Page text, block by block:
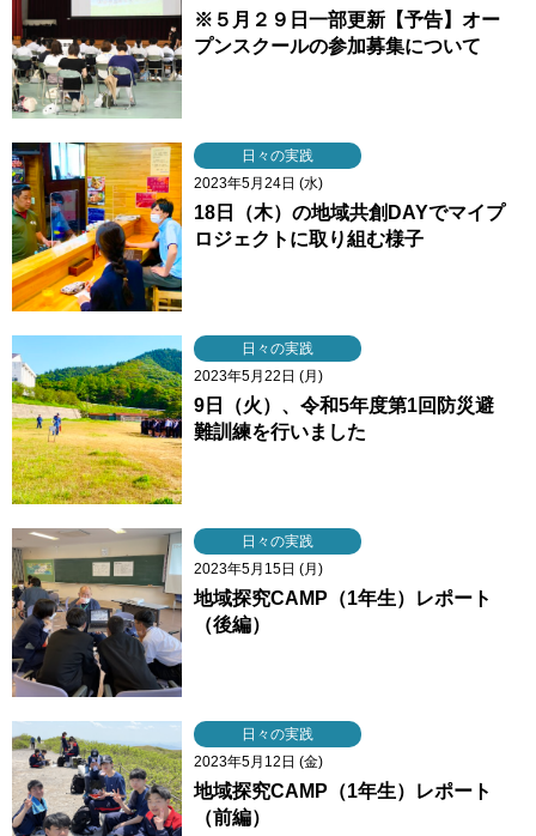
※５月２９日一部更新【予告】オー
プンスクールの参加募集について
日々の実践
2023年5月24日 (水)
18日（木）の地域共創DAYでマイプ
ロジェクトに取り組む様子
日々の実践
2023年5月22日 (月)
9日（火）、令和5年度第1回防災避
難訓練を行いました
日々の実践
2023年5月15日 (月)
地域探究CAMP（1年生）レポート
（後編）
日々の実践
2023年5月12日 (金)
地域探究CAMP（1年生）レポート
（前編）